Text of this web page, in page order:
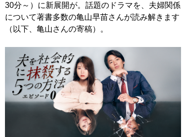
30分～）に新展開が。話題のドラマを、夫婦関係
について著書多数の亀山早苗さんが読み解きます
（以下、亀山さんの寄稿）。